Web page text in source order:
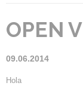
OPEN
09.06.2014
Hola